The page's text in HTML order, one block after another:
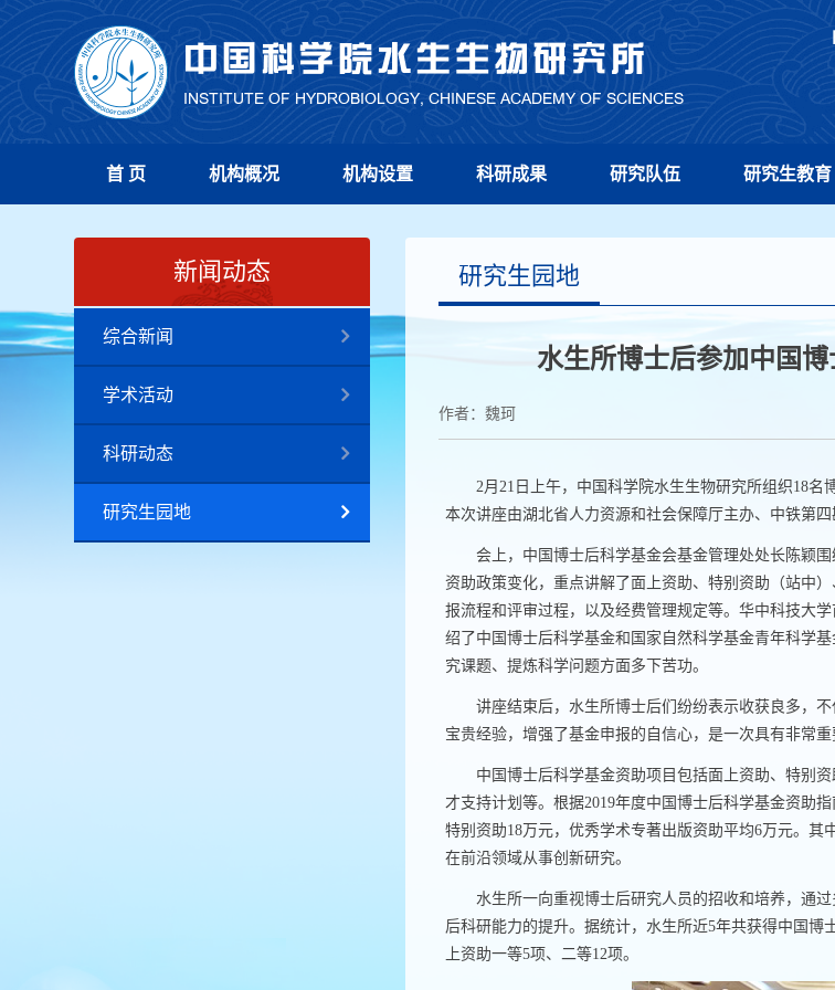
首 页 机构概况 机构设置 科研成果 研究队伍 研究生教育
新闻动态
综合新闻
学术活动
科研动态
研究生园地
研究生园地
水生所博士后参加中国
作者：魏珂
2月 21 日上午，中国科学院水生生物研究所组织18名
本次讲座由湖北省人力资源和社会保障厅主办、中铁第
会上，中国博士后科学基金会基金管理处处长陈颖围
资助政策变化，重点讲解了面上资助、特别资助（站中
报流程和评审过程，以及经费管理规定等。华中科技大
绍了中国博士后科学基金和国家自然科学基金青年科学
究课题、提炼科学问题方面多下苦功。
讲座结束后，水生所博士后们纷纷表示收获良多，
宝贵经验，增强了基金申报的自信心，是一次具有非常重
中国博士后科学基金资助项目包括面上资助、特别
才支持计划等。根据2019年度中国博士后科学基金资助
特别资助18万元，优秀学术专著出版资助平均6万元。其
在前沿领域从事创新研究。
水生所一向重视博士后研究人员的招收和培养，通
后科研能力的提升。据统计，水生所近5年共获得中国博
上资助一等5项、二等12项。